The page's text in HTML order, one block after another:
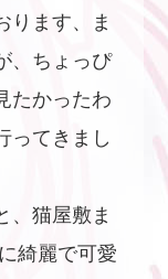
ります、ま
、ちょっぴ
たかったわ
ってきまし
、猫屋敷ま
綺麗で可愛